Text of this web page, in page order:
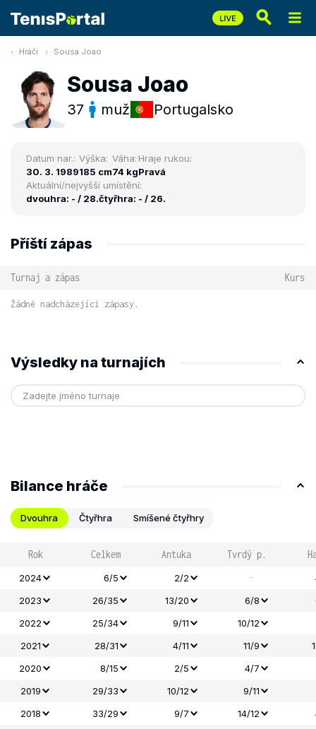
Hráči Sousa Joao
Sousa Joao
37 muž Portugalsko
Datum nar.:
30. 3. 1989
Výška:
185 cm
Váha:
74 kg
Hraje rukou:
Pravá
Aktuální/nejvyšší umístění:
dvouhra: - / 28.čtyřhra: - / 26.
Příští zápas
Turnaj a zápas Kurs
Žádné nadcházející zápasy.
Výsledky na turnajích
Bilance hráče
Dvouhra Čtyřhra Smíšené čtyřhry
Rok Celkem Antuka Tvrdý p.
2024 6/5 2/2 -
2023
26/35 13/20 6/8
2022
25/34 9/11 10/12
2021
28/31 4/11 11/9
2020
8/15 2/5
4/7
2019
29/33 10/12 9/11
2018
33/29 9/7 14/12